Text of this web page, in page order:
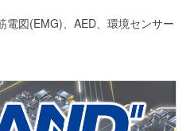
電図(EMG)、AED、環境センサー